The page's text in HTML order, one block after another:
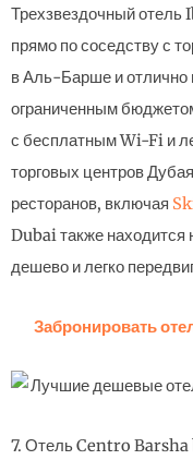
Трехзвездочный
прямо по соседству с
в Аль-Барше и отлично
ограниченным
с бесплатным Wi-Fi и
торговых центров
ресторанов, включая
Dubai также находится
дешево и легко
Забронировать
7. Отель Centro